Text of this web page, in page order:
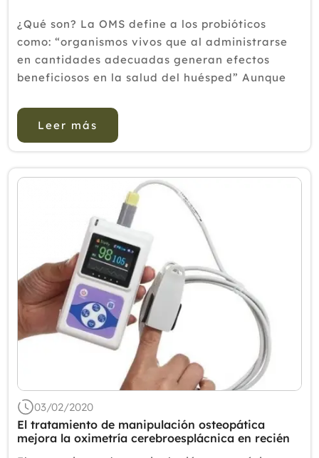
¿Qué son? La OMS define a los probióticos
como: “organismos vivos que al administrarse
en cantidades adecuadas generan efectos
beneficiosos en la salud del huésped” Aunque
referimos a bacterias, también...
Leer más
03/02/2020
El tratamiento de manipulación osteopática
mejora la oximetría cerebroesplácnica en recién